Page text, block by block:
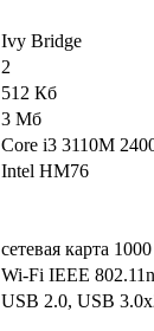
Ivy Bridge
2
512 Кб
3 Мб
Core i3 3110M
Intel HM76
сетевая карта
Wi-Fi IEEE 802.11n
USB 2.0, USB